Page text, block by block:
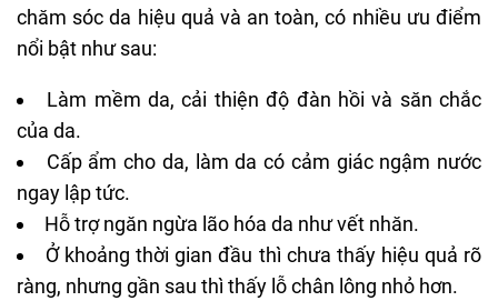
chăm sóc da hiệu quả và an toàn, có nhiều ưu điểm
nổi bật như sau:
Làm mềm da, cải thiện độ đàn hồi và săn chắc
của da.
Cấp ẩm cho da, làm da có cảm giác ngậm nước
ngay lập tức.
Hỗ trợ ngăn ngừa lão hóa da như vết nhăn.
Ở khoảng thời gian đầu thì chưa thấy hiệu quả rõ
ràng, nhưng gần sau thì thấy lỗ chân lông nhỏ hơn.